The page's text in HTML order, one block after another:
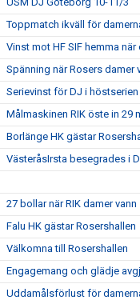
Toppmatch ikväll för
Vinst mot HF SIF hemma
Spänning när Rosers damer
Serievinst för DJ i höstserien
Målmaskinen RIK öste in 29
Borlänge HK gästar
VästeråsIrsta besegrades i
27 bollar när RIK damer vann
Falu HK gästar Rosershallen
Välkomna till Rosershallen
Engagemang och glädje
Uddamålsförlust för